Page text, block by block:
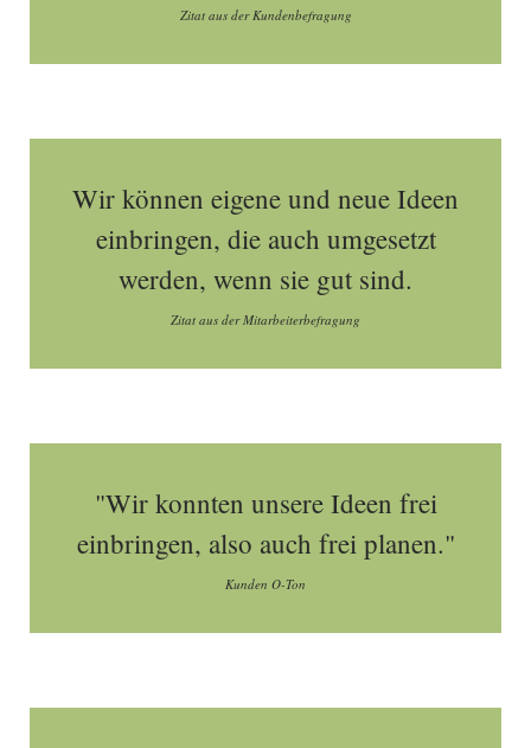
Zitat aus der Kundenbefragung
Wir können eigene und neue Ideen
einbringen, die auch umgesetzt
werden, wenn sie gut sind.
Zitat aus der Mitarbeiterbefragung
"Wir konnten unsere Ideen frei
einbringen, also auch frei planen."
Kunden O-Ton